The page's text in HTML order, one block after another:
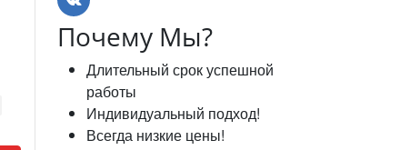
Почему Мы?
Длительный срок успешной
работы
Индивидуальный подход!
Всегда низкие цены!